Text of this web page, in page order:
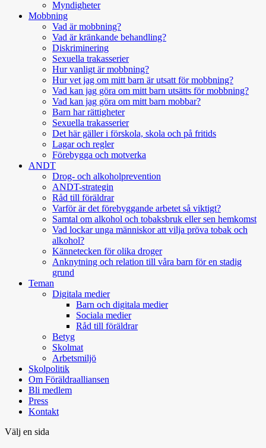
Myndigheter
Mobbning
Vad är mobbning?
Vad är kränkande behandling?
Diskriminering
Sexuella trakasserier
Hur vanligt är mobbning?
Hur vet jag om mitt barn är utsatt för mobbning?
Vad kan jag göra om mitt barn utsätts för mobbning?
Vad kan jag göra om mitt barn mobbar?
Barn har rättigheter
Sexuella trakasserier
Det här gäller i förskola, skola och på fritids
Lagar och regler
Förebygga och motverka
ANDT
Drog- och alkoholprevention
ANDT-strategin
Råd till föräldrar
Varför är det förebyggande arbetet så viktigt?
Samtal om alkohol och tobaksbruk eller sen hemkomst
Vad lockar unga människor att vilja pröva tobak och
alkohol?
Kännetecken för olika droger
Anknytning och relation till våra barn för en stadig
grund
Teman
Digitala medier
Barn och digitala medier
Sociala medier
Råd till föräldrar
Betyg
Skolmat
Arbetsmiljö
Skolpolitik
Om Föräldraalliansen
Bli medlem
Press
Kontakt
Välj en sida